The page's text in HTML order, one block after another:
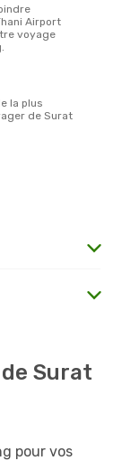
Airport
voyage
de Surat
Surat
pour vos